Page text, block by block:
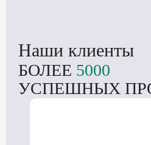
Наши клиенты
БОЛЕЕ 5000
УСПЕШНЫХ